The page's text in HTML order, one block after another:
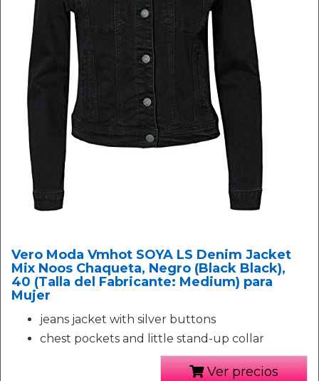
Vero Moda Vmhot SOYA LS Denim Jacket
Mix Noos Chaqueta, Negro (Black Black),
40 (Talla del Fabricante: Medium) para
Mujer
jeans jacket with silver buttons
chest pockets and little stand-up collar
Ver precios